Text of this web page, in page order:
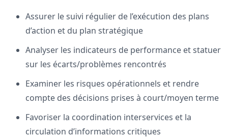
Assurer le suivi régulier de l’exécution des plans
d’action et du plan stratégique
Analyser les indicateurs de performance et statuer
sur les écarts/problèmes rencontrés
Examiner les risques opérationnels et rendre
compte des décisions prises à court/moyen terme
Favoriser la coordination interservices et la
circulation d’informations critiques